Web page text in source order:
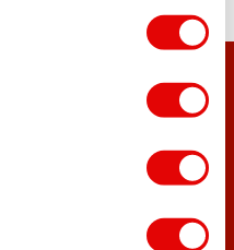
Vóór 15:00 besteld,
hebben zich al
mis nooit meer de beste